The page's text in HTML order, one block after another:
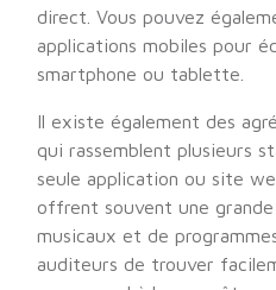
direct. Vous pouvez
applications mobiles pour
smartphone ou tablette.
Il existe également des
qui rassemblent plusieurs
seule application ou site
offrent souvent une
musicaux et de
auditeurs de trouver